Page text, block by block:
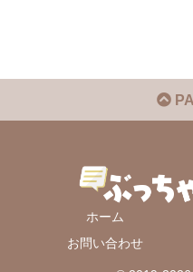
ホーム
お問い合わせ